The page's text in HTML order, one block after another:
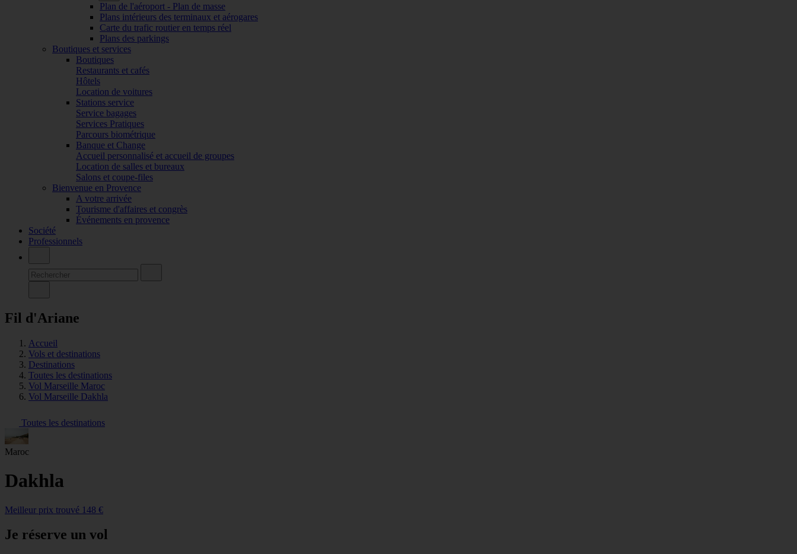
Plan de l'aéroport - Plan de masse
Plans intérieurs des terminaux et aérogares
Carte du trafic routier en temps réel
Plans des parkings
Boutiques et services
Boutiques
Restaurants et cafés
Hôtels
Location de voitures
Stations service
Service bagages
Services Pratiques
Parcours biométrique
Banque et Change
Accueil personnalisé et accueil de groupes
Location de salles et bureaux
Salons et coupe-files
Bienvenue en Provence
A votre arrivée
Tourisme d'affaires et congrès
Événements en provence
Société
Professionnels
Fil d'Ariane
Accueil
Vols et destinations
Destinations
Toutes les destinations
Vol Marseille Maroc
Vol Marseille Dakhla
Toutes les destinations
Maroc
Dakhla
Meilleur prix trouvé 148 €
Je réserve un vol